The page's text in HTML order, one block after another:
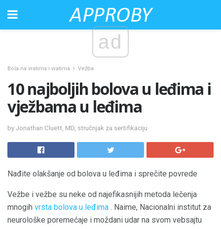
ad
Bola na vratima i vratima Vežba
10 najboljih bolova u leđima i
vježbama u leđima
by Jonathan Cluett, MD, stručnjak za sertifikaciju
Nađite olakšanje od bolova u leđima i sprečite povrede
Vežbe i vežbe su neke od najefikasnijih metoda lečenja
mnogih vrsta bolova u leđima . Naime, Nacionalni institut za
neurološke poremećaje i moždani udar na svom vebsajtu